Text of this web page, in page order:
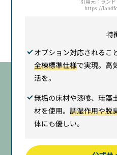
https://
特
オプション対応されるこ
全棟標準仕様で実現。高
活を。
無垢の床材や漆喰、珪藻
材を使用。 調湿作用や脱
体にも優しい。